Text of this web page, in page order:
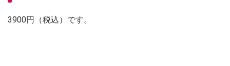
3900円（税込）です。